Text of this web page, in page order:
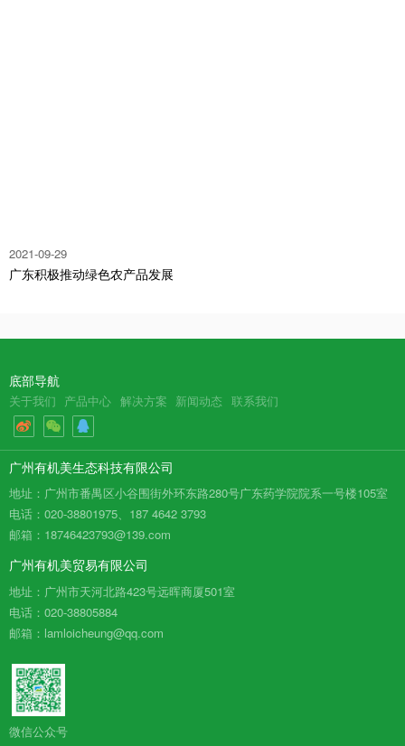
2021-09-29
广东积极推动绿色农产品发展
底部导航
关于我们 产品中心 解决方案 新闻动态 联系我们
广州有机美生态科技有限公司
地址：广州市番禺区小谷围街外环东路280号广东药学院院系一号楼105室
电话：020-38801975、187 4642 3793
邮箱：18746423793@139.com
广州有机美贸易有限公司
地址：广州市天河北路423号远晖商厦501室
电话：020-38805884
邮箱：lamloicheung@qq.com
微信公众号